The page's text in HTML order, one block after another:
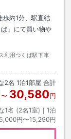
歩約1分、駅直結
」にて買い物や
利用つくば駅下車
2名 1泊1部屋 合計
〜 30,580円
1名 (2名1室)｜ 1泊
5,000円〜15,290円